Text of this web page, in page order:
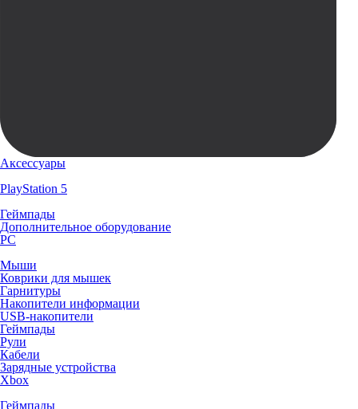
Аксессуары
PlayStation 5
Геймпады
Дополнительное оборудование
PC
Мыши
Коврики для мышек
Гарнитуры
Накопители информации
USB-накопители
Геймпады
Рули
Кабели
Зарядные устройства
Xbox
Геймпады